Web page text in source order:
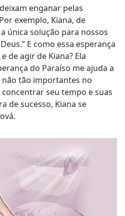
enganar pelas
exemplo, Kiana, de
única solução para nossos
E como essa esperança
de agir de Kiana? Ela
do Paraíso me ajuda a
tão importantes no
concentrar seu tempo e suas
de sucesso, Kiana se